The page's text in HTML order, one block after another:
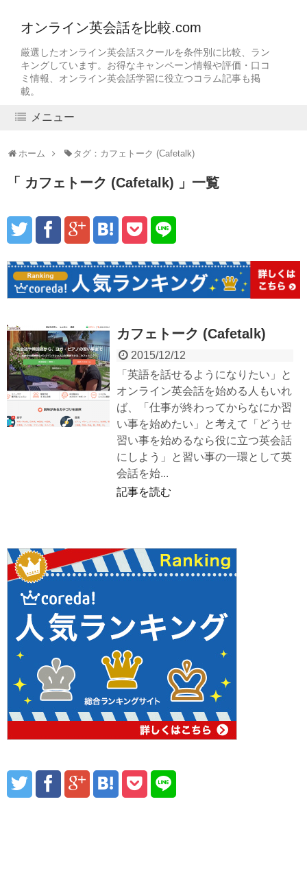
オンライン英会話を比較.com
厳選したオンライン英会話スクールを条件別に比較、ラン
キングしています。お得なキャンペーン情報や評価・口コ
ミ情報、オンライン英会話学習に役立つコラム記事も掲
載。
メニュー
ホーム タグ：カフェトーク (Cafetalk)
カフェトーク (Cafetalk) 一覧
カフェトーク (Cafetalk)
2015/12/12
「英語を話せるようになりたい」と
オンライン英会話を始める人もいれ
ば、「仕事が終わってからなにか習
い事を始めたい」と考えて「どうせ
習い事を始めるなら役に立つ英会話
にしよう」と習い事の一環として英
会話を始...
記事を読む